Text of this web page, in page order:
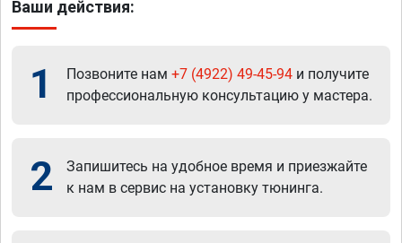
Ваши действия:
1 Позвоните нам +7 (4922) 49-45-94 и получите
профессиональную консультацию у мастера.
2
Запишитесь на удобное время и приезжайте
к нам в сервис на установку тюнинга.